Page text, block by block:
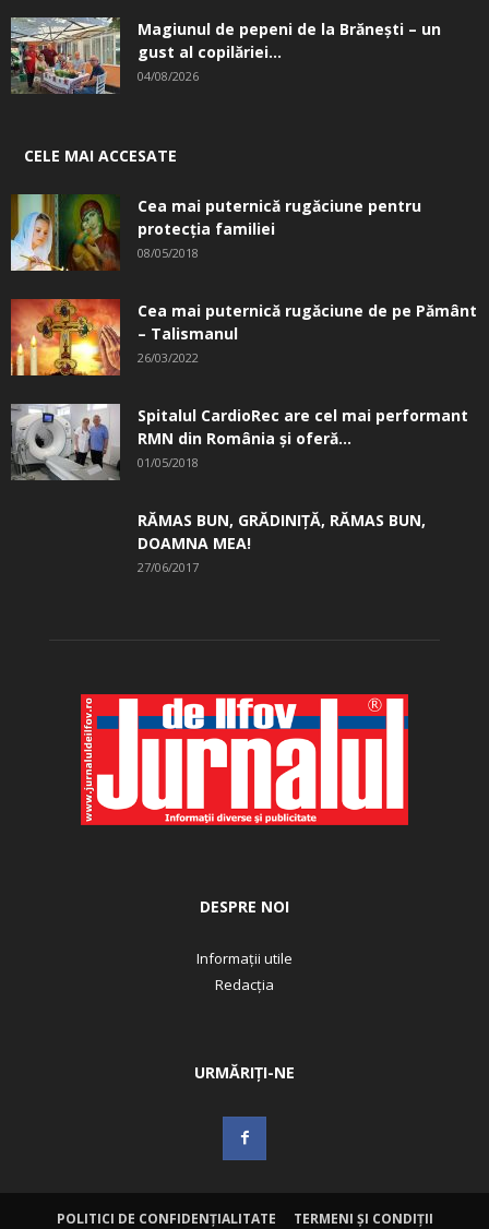
Magiunul de pepeni de la Brăneşti – un
gust al copilăriei...
04/08/2026
CELE MAI ACCESATE
Cea mai puternică rugăciune pentru
protecția familiei
08/05/2018
Cea mai puternică rugăciune de pe Pământ
– Talismanul
26/03/2022
Spitalul CardioRec are cel mai performant
RMN din România și oferă...
01/05/2018
RĂMAS BUN, GRĂDINIŢĂ, ­RĂMAS BUN,
DOAMNA MEA!
27/06/2017
DESPRE NOI
Informații utile
Redacția
URMĂRIȚI-NE
POLITICI DE CONFIDENȚIALITATE TERMENI ȘI CONDIȚII